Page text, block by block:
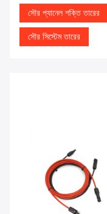
সৌর প্যানেল শক্তি তারের
সৌর সিস্টেম তারের